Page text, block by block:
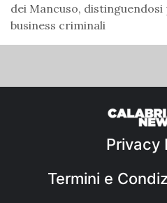
dei Mancuso,
business criminali
Privacy
Termini e